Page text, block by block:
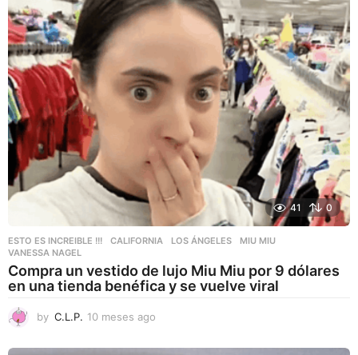
g
41 0
ESTO ES INCREIBLE !!! CALIFORNIA ,LOS ÁNGELES ,MIU MIU
VANESSA NAGEL
Compra un vestido de lujo Miu Miu por 9 dólares
en una tienda benéfica y se vuelve viral
by C.L.P. 10 meses ago
m